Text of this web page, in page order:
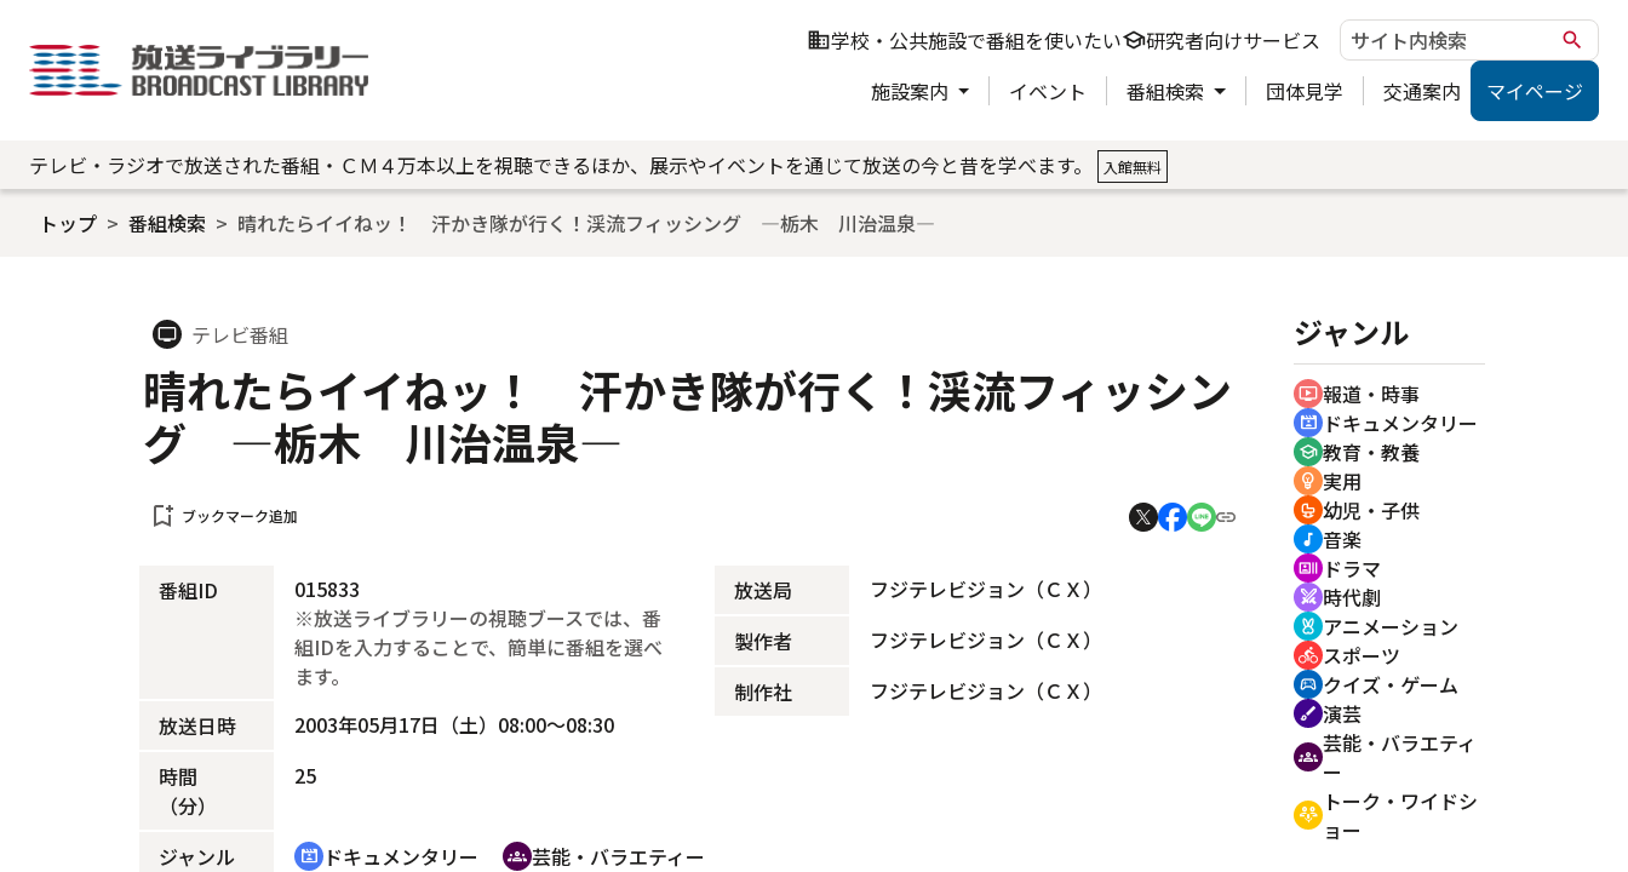
business学校・公共施設で番組を使いたいschool研究者向けサービス search
施設案内 イベント 番組検索 団体見学 交通案内 マイページ
テレビ・ラジオで放送された番組・ＣＭ４万本以上を視聴できるほか、展示やイベントを通じて放送の今と昔を学べます。 入館無料
トップ 番組検索 晴れたらイイねッ！ 汗かき隊が行く！渓流フィッシング ―栃木 川治温泉―
tv テレビ番組
晴れたらイイねッ！ 汗かき隊が行く！渓流フィッシン
グ ―栃木 川治温泉―
bookmark_add ブックマーク追加
番組ID
015833
※放送ライブラリーの視聴ブースでは、番
組IDを入力することで、簡単に番組を選べ
ます。
放送日時
2003年05月17日（土）08:00～08:30
時間
（分）
25
ジャンル cinematic_blur ドキュメンタリー groups 芸能・バラエティー
放送局
フジテレビジョン（ＣＸ）
製作者
フジテレビジョン（ＣＸ）
制作社
フジテレビジョン（ＣＸ）
ジャンル
ondemand_video 報道・時事
cinematic_blur ドキュメンタリー
school 教育・教養
emoji_objects 実用
crib 幼児・子供
music_note 音楽
recent_actors ドラマ
swords 時代劇
cruelty_free アニメーション
directions_bike スポーツ
sports_esports クイズ・ゲーム
brush 演芸
groups 芸能・バラエティ
ー
adaptive_audio_mic トーク・ワイドシ
ョー